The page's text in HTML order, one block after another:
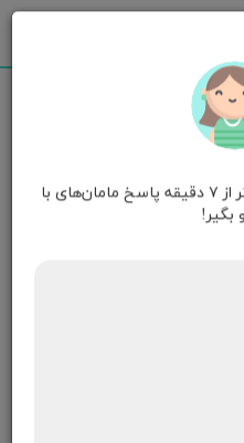
سوالت رو همین الان بپرس و کمتر از ۷ دقیقه پاسخ مامان‌های با
بگیر!